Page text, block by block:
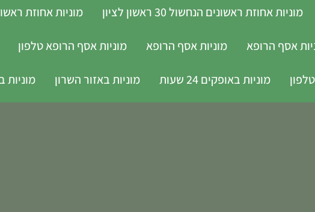
מוניות אחוזת ראשונים הנחשול 30 ראשון לציון מוניות אחוזת
אסף הרופא מוניות אסף הרופא מוניות אסף הרופא טלפון
מוניות באופקים 24 שעות מוניות באזור השרון מוניות